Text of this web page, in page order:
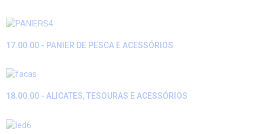
17.00.00 - PANIER DE PESCA E ACESSÓRIOS
18.00.00 - ALICATES, TESOURAS E ACESSÓRIOS